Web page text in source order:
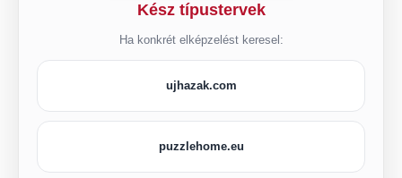
Kész típustervek
Ha konkrét elképzelést keresel:
ujhazak.com
puzzlehome.eu